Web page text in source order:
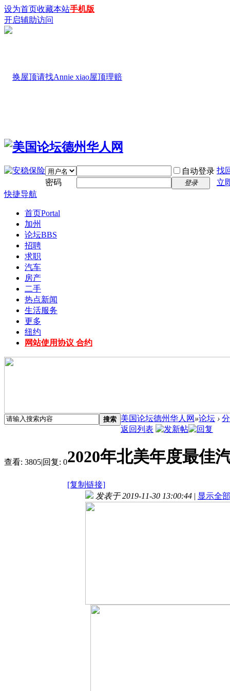
设为首页收藏本站手机版
开启辅助访问
自动登录 找
密码
登录
立
快捷导航
首页Portal
加州
论坛BBS
招聘
求职
汽车
房产
二手
热点新闻
生活服务
更多
纽约
网站使用协议 合约
搜索 美国论坛德州华人网 »论坛 ›
返回列表
查看: 3805|回复: 02020年北美年度最佳
[复制链接]
发表于 2019-11-30 13:00:44 | 显示全